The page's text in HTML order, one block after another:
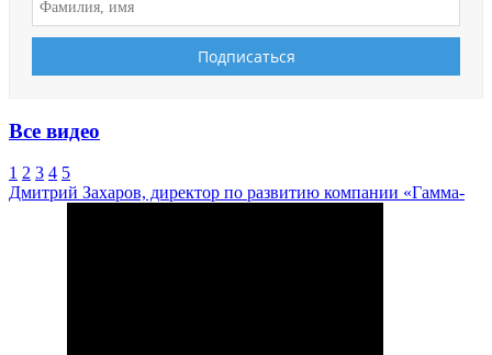
Все видео
1 2 3 4 5
Дмитрий Захаров, директор по развитию компании «Гамма-